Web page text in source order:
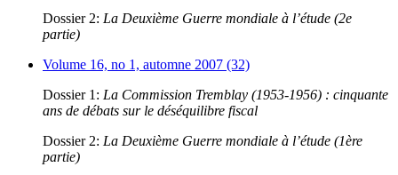
Dossier 2: La Deuxième Guerre mondiale à l’étude (2e
partie)
Volume 16, no 1, automne 2007 (32)
Dossier 1: La Commission Tremblay (1953-1956) : cinquante
ans de débats sur le déséquilibre fiscal
Dossier 2: La Deuxième Guerre mondiale à l’étude (1ère
partie)